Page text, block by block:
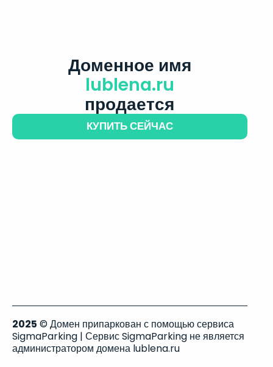
Доменное имя
lublena.ru
продается
КУПИТЬ СЕЙЧАС
2025 © Домен припаркован с помощью сервиса
SigmaParking | Сервис SigmaParking не является
администратором домена lublena.ru